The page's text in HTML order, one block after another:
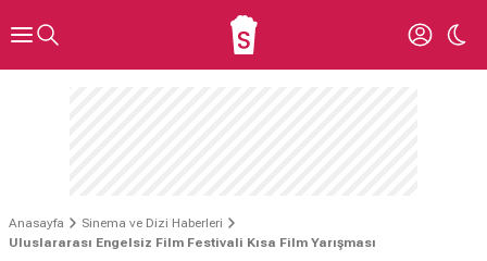
Anasayfa
Sinema ve Dizi Haberleri
Uluslararası Engelsiz Film Festivali Kısa Film Yarışması